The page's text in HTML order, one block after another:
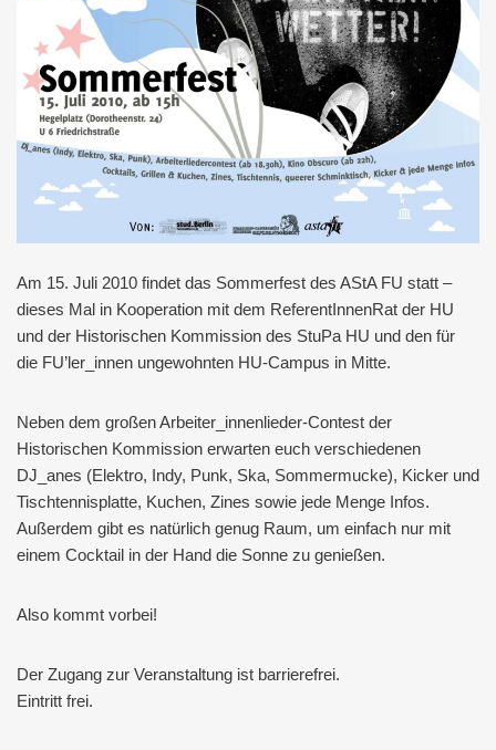
Am 15. Juli 2010 findet das Sommerfest des AStA FU statt –
dieses Mal in Kooperation mit dem ReferentInnenRat der HU
und der Historischen Kommission des StuPa HU und den für
die FU’ler_innen ungewohnten HU-Campus in Mitte.
Neben dem großen Arbeiter_innenlieder-Contest der
Historischen Kommission erwarten euch verschiedenen
DJ_anes (Elektro, Indy, Punk, Ska, Sommermucke), Kicker und
Tischtennisplatte, Kuchen, Zines sowie jede Menge Infos.
Außerdem gibt es natürlich genug Raum, um einfach nur mit
einem Cocktail in der Hand die Sonne zu genießen.
Also kommt vorbei!
Der Zugang zur Veranstaltung ist barrierefrei.
Eintritt frei.